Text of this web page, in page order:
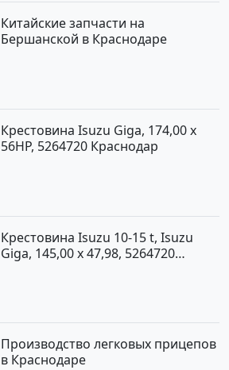
Китайские запчасти на
Бершанской в Краснодаре
Крестовина Isuzu Giga, 174,00 x
56HP, 5264720 Краснодар
Крестовина Isuzu 10-15 t, Isuzu
Giga, 145,00 x 47,98, 5264720
Производство легковых прицепов
в Краснодаре